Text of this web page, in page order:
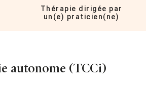
Thérapie dirigée par
un(e) praticien(ne)
autonome (TCCi)